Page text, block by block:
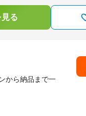
る
から納品まで一